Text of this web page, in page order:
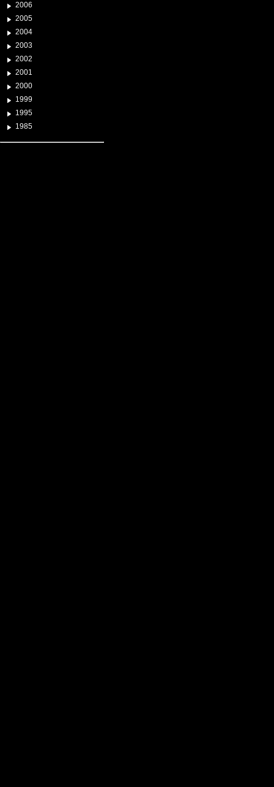
2006
2005
2004
2003
2002
2001
2000
1999
1995
1985